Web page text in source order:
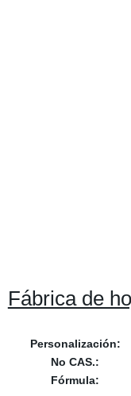
Fábrica de
Personalización:
No CAS.:
Fórmula: